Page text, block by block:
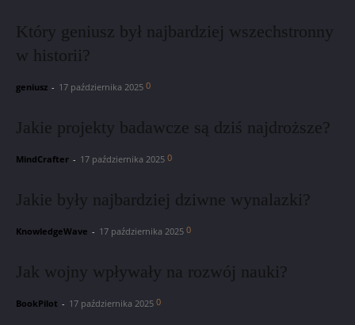
Który geniusz był najbardziej wszechstronny
w historii?
geniusz - 17 października 2025 0
Jakie projekty badawcze są dziś najdroższe?
MindCrafter - 17 października 2025 0
Jakie były najbardziej dziwne wynalazki?
KnowledgeWave - 17 października 2025 0
Jak wojny wpływały na rozwój nauki?
BookPilot - 17 października 2025 0